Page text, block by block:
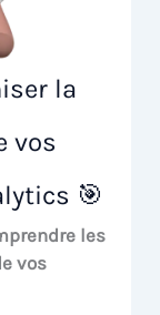
la
vos
🎯
les
vos